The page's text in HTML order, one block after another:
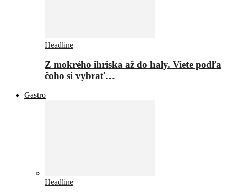
Headline
Z mokrého ihriska až do haly. Viete podľa
čoho si vybrať…
Gastro
Headline